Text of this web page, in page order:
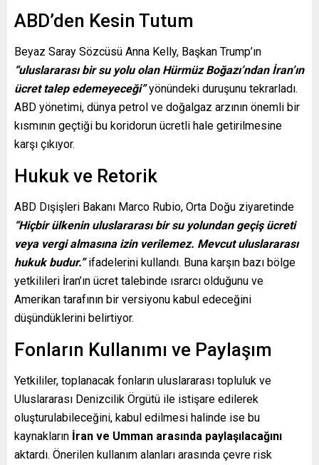
ABD’den Kesin Tutum
Beyaz Saray Sözcüsü Anna Kelly, Başkan Trump’ın
“uluslararası bir su yolu olan Hürmüz Boğazı’ndan İran’ın
ücret talep edemeyeceği”yönündeki duruşunu tekrarladı.
ABD yönetimi, dünya petrol ve doğalgaz arzının önemli bir
kısmının geçtiği bu koridorun ücretli hale getirilmesine
karşı çıkıyor.
Hukuk ve Retorik
ABD Dışişleri Bakanı Marco Rubio, Orta Doğu ziyaretinde
“Hiçbir ülkenin uluslararası bir su yolundan geçiş ücreti
veya vergi almasına izin verilemez. Mevcut uluslararası
hukuk budur.”ifadelerini kullandı. Buna karşın bazı bölge
yetkilileri İran’ın ücret talebinde ısrarcı olduğunu ve
Amerikan tarafının bir versiyonu kabul edeceğini
düşündüklerini belirtiyor.
Fonların Kullanımı ve Paylaşım
Yetkililer, toplanacak fonların uluslararası topluluk ve
Uluslararası Denizcilik Örgütü ile istişare edilerek
oluşturulabileceğini, kabul edilmesi halinde ise bu
kaynakların İran ve Umman arasında paylaşılacağını
aktardı. Önerilen kullanım alanları arasında çevre risk